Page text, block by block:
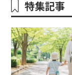
特集記事